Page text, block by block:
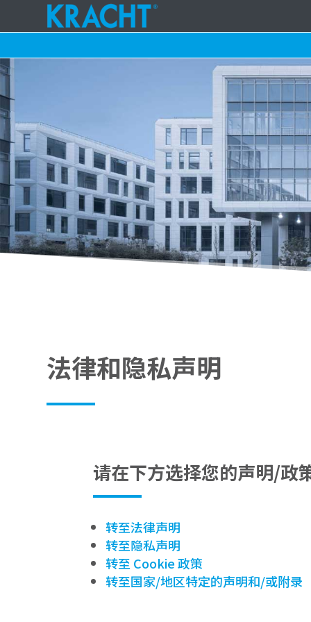
法律和隐私声明
请在下方选择您的声明/政
转至法律声明
转至隐私声明
转至 Cookie 政策
转至国家/地区特定的声明和/或附录